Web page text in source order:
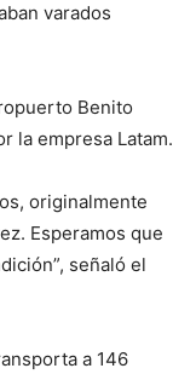
varados
Benito
la empresa Latam.
originalmente
Esperamos que
señaló el
a 146